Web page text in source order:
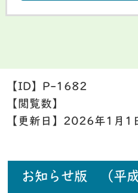
【ID】 P-1682
【閲覧数】
【更新日】 2026年1月1
お知らせ版 （平